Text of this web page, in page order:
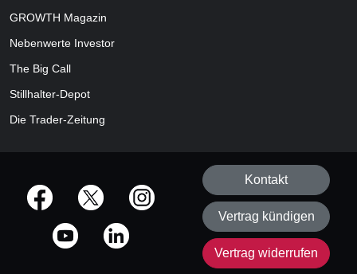
GROWTH Magazin
Nebenwerte Investor
The Big Call
Stillhalter-Depot
Die Trader-Zeitung
offizielle Social Media-Accounts
Kontakt
Vertrag kündigen
Vertrag widerrufen